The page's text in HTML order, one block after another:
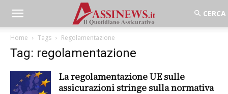
Home Tags Regolamentazione
Tag: regolamentazione
La regolamentazione UE sulle
assicurazioni stringe sulla normativa